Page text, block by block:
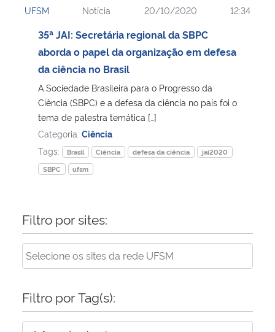
Ministério da Cidadania
Ministério de Minas e Energia
Ministério da Ciência, Tecnologia, Inovações e Comunicações
Ministério do Meio Ambiente
Ministério do Turismo
Ministério da Mulher, da Família e dos Direitos Humanos
Secretaria-Geral
UFSM Notícia 20/10/2020 12:34
35ª JAI: Secretária regional da SBPC
aborda o papel da organização em defesa
da ciência no Brasil
A Sociedade Brasileira para o Progresso da
Ciência (SBPC) e a defesa da ciência no país foi o
tema de palestra temática […]
Categoria: Ciência
Tags:
Brasil Ciência defesa da ciência
jai2020
SBPC
ufsm
Filtro por sites:
Filtro por Tag(s):